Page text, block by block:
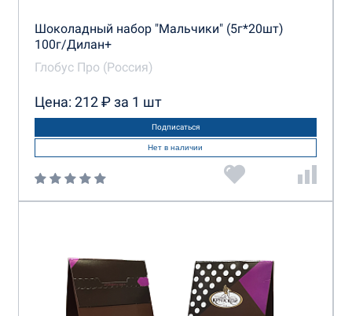
Шоколадный набор "Мальчики" (5г*20шт)
100г/Дилан+
Глобус Про (Россия)
Цена: 212 ₽ за 1 шт
Подписаться
Нет в наличии